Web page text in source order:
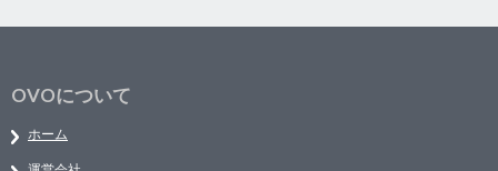
OVOについて
ホーム